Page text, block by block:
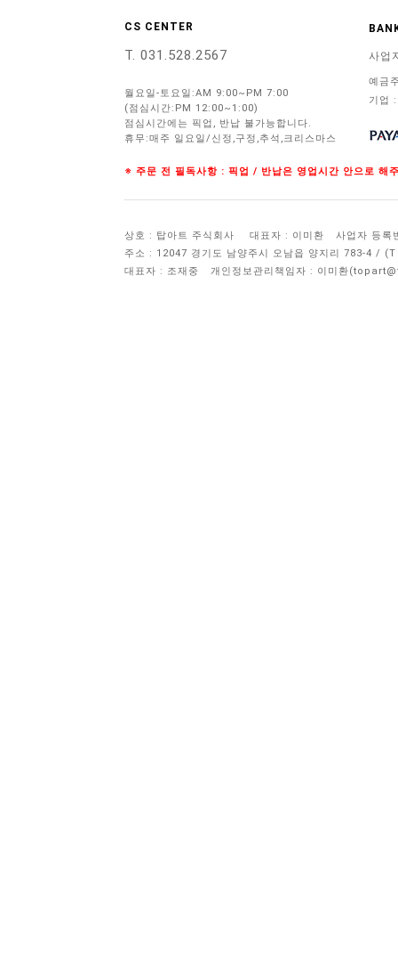
CS CENTER
T. 031.528.2567
월요일-토요일:AM 9:00~PM 7:00
(점심시간:PM 12:00~1:00)
점심시간에는 픽업, 반납 불가능합니다.
휴무:매주 일요일/신정,구정,추석,크리스마스
사업
예금
기업
※ 주문 전 필독사항 : 픽업 / 반납은 영업시간 안으로 해
상호 : 탑아트 주식회사 대표자 : 이미환
사업자 등록
주소 : 12047 경기도 남양주시 오남읍 양지리 783-4 /
대표자 : 조재중
개인정보관리책임자 : 이미환